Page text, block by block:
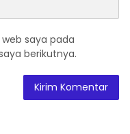
saya pada
berikutnya.